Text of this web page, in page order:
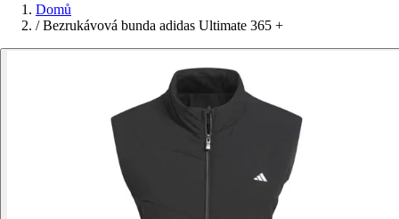
Domů
/ Bezrukávová bunda adidas Ultimate 365 +